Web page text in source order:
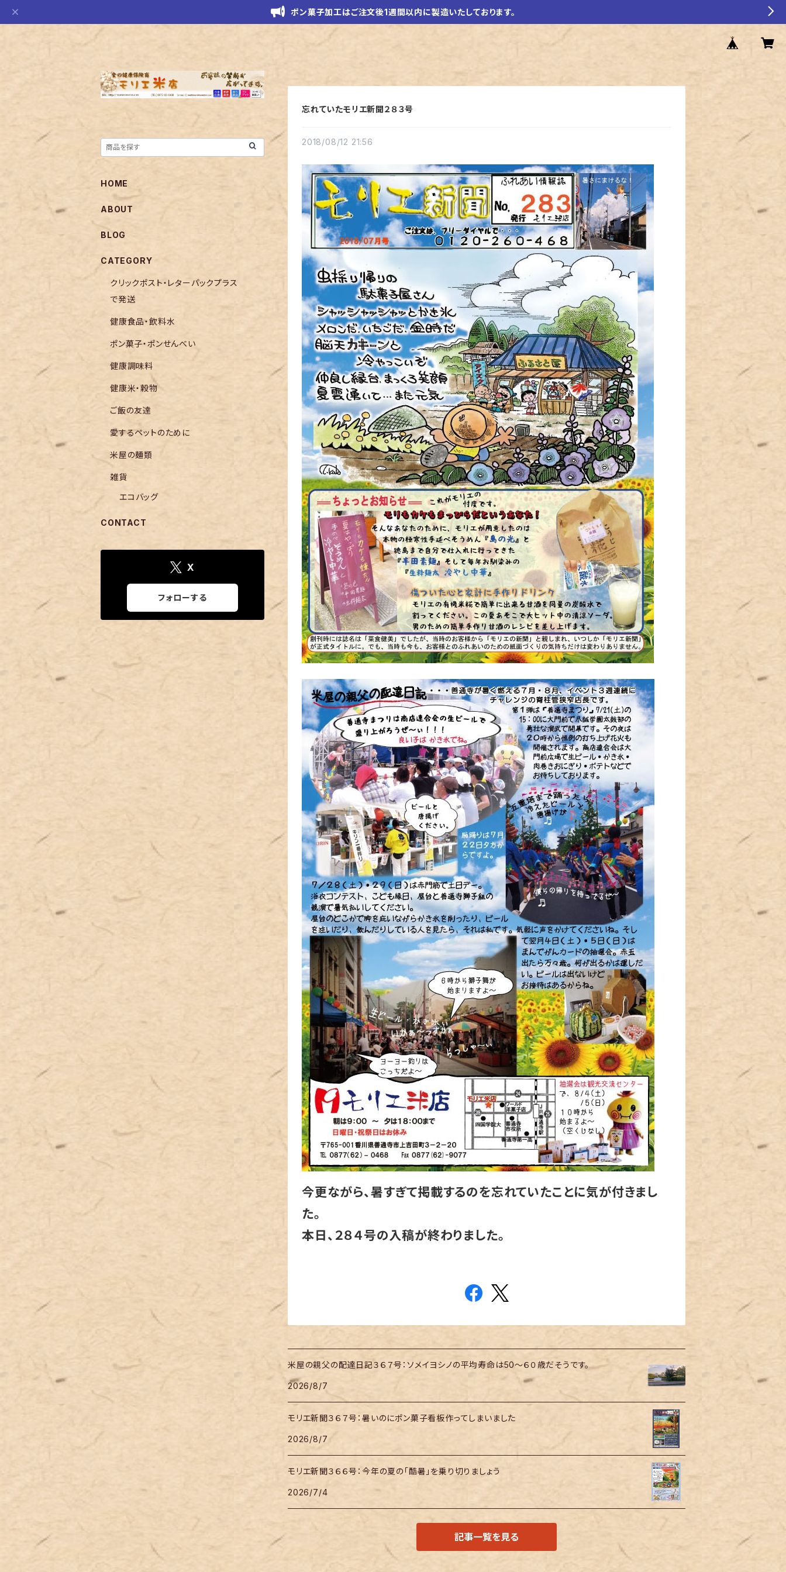
ポン菓子加工はご注文後1週間以内に製造いたしております。
忘れていたモリエ新聞２８３号
2018/08/12 21:56
今更ながら、暑すぎて掲載するのを忘れていたことに気が付きまし
た。
本日、２８４号の入稿が終わりました。
米屋の親父の配達日記３６７号：ソメイヨシノの平均寿命は50～６０歳だそうです。
2026/8/7
モリエ新聞３６７号：暑いのにポン菓子看板作ってしまいました
2026/8/7
モリエ新聞３６６号：今年の夏の「酷暑」を乗り切りましょう
2026/7/4
記事一覧を見る
HOME
ABOUT
BLOG
CATEGORY
クリックポスト・レターパックプラス
で発送
健康食品・飲料水
ポン菓子・ポンせんべい
健康調味料
健康米・穀物
ご飯の友達
愛するペットのために
米屋の麺類
雑貨
エコバッグ
CONTACT
X
フォローする